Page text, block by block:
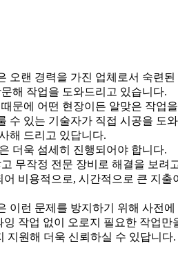
오랜 경력을 가진 업체로서 숙련된
해 작업을 도와드리고 있습니다.
문에 어떤 현장이든 알맞은 작업을
수 있는 기술자가 직접 시공을 도
해 드리고 있답니다.
더욱 섬세히 진행되어야 합니다.
무작정 전문 장비로 해결을 보려
비용적으로, 시간적으로 큰 지출
이런 문제를 방지하기 위해 사전에
작업 없이 오로지 필요한 작업만
지원해 더욱 신뢰하실 수 있답니다.